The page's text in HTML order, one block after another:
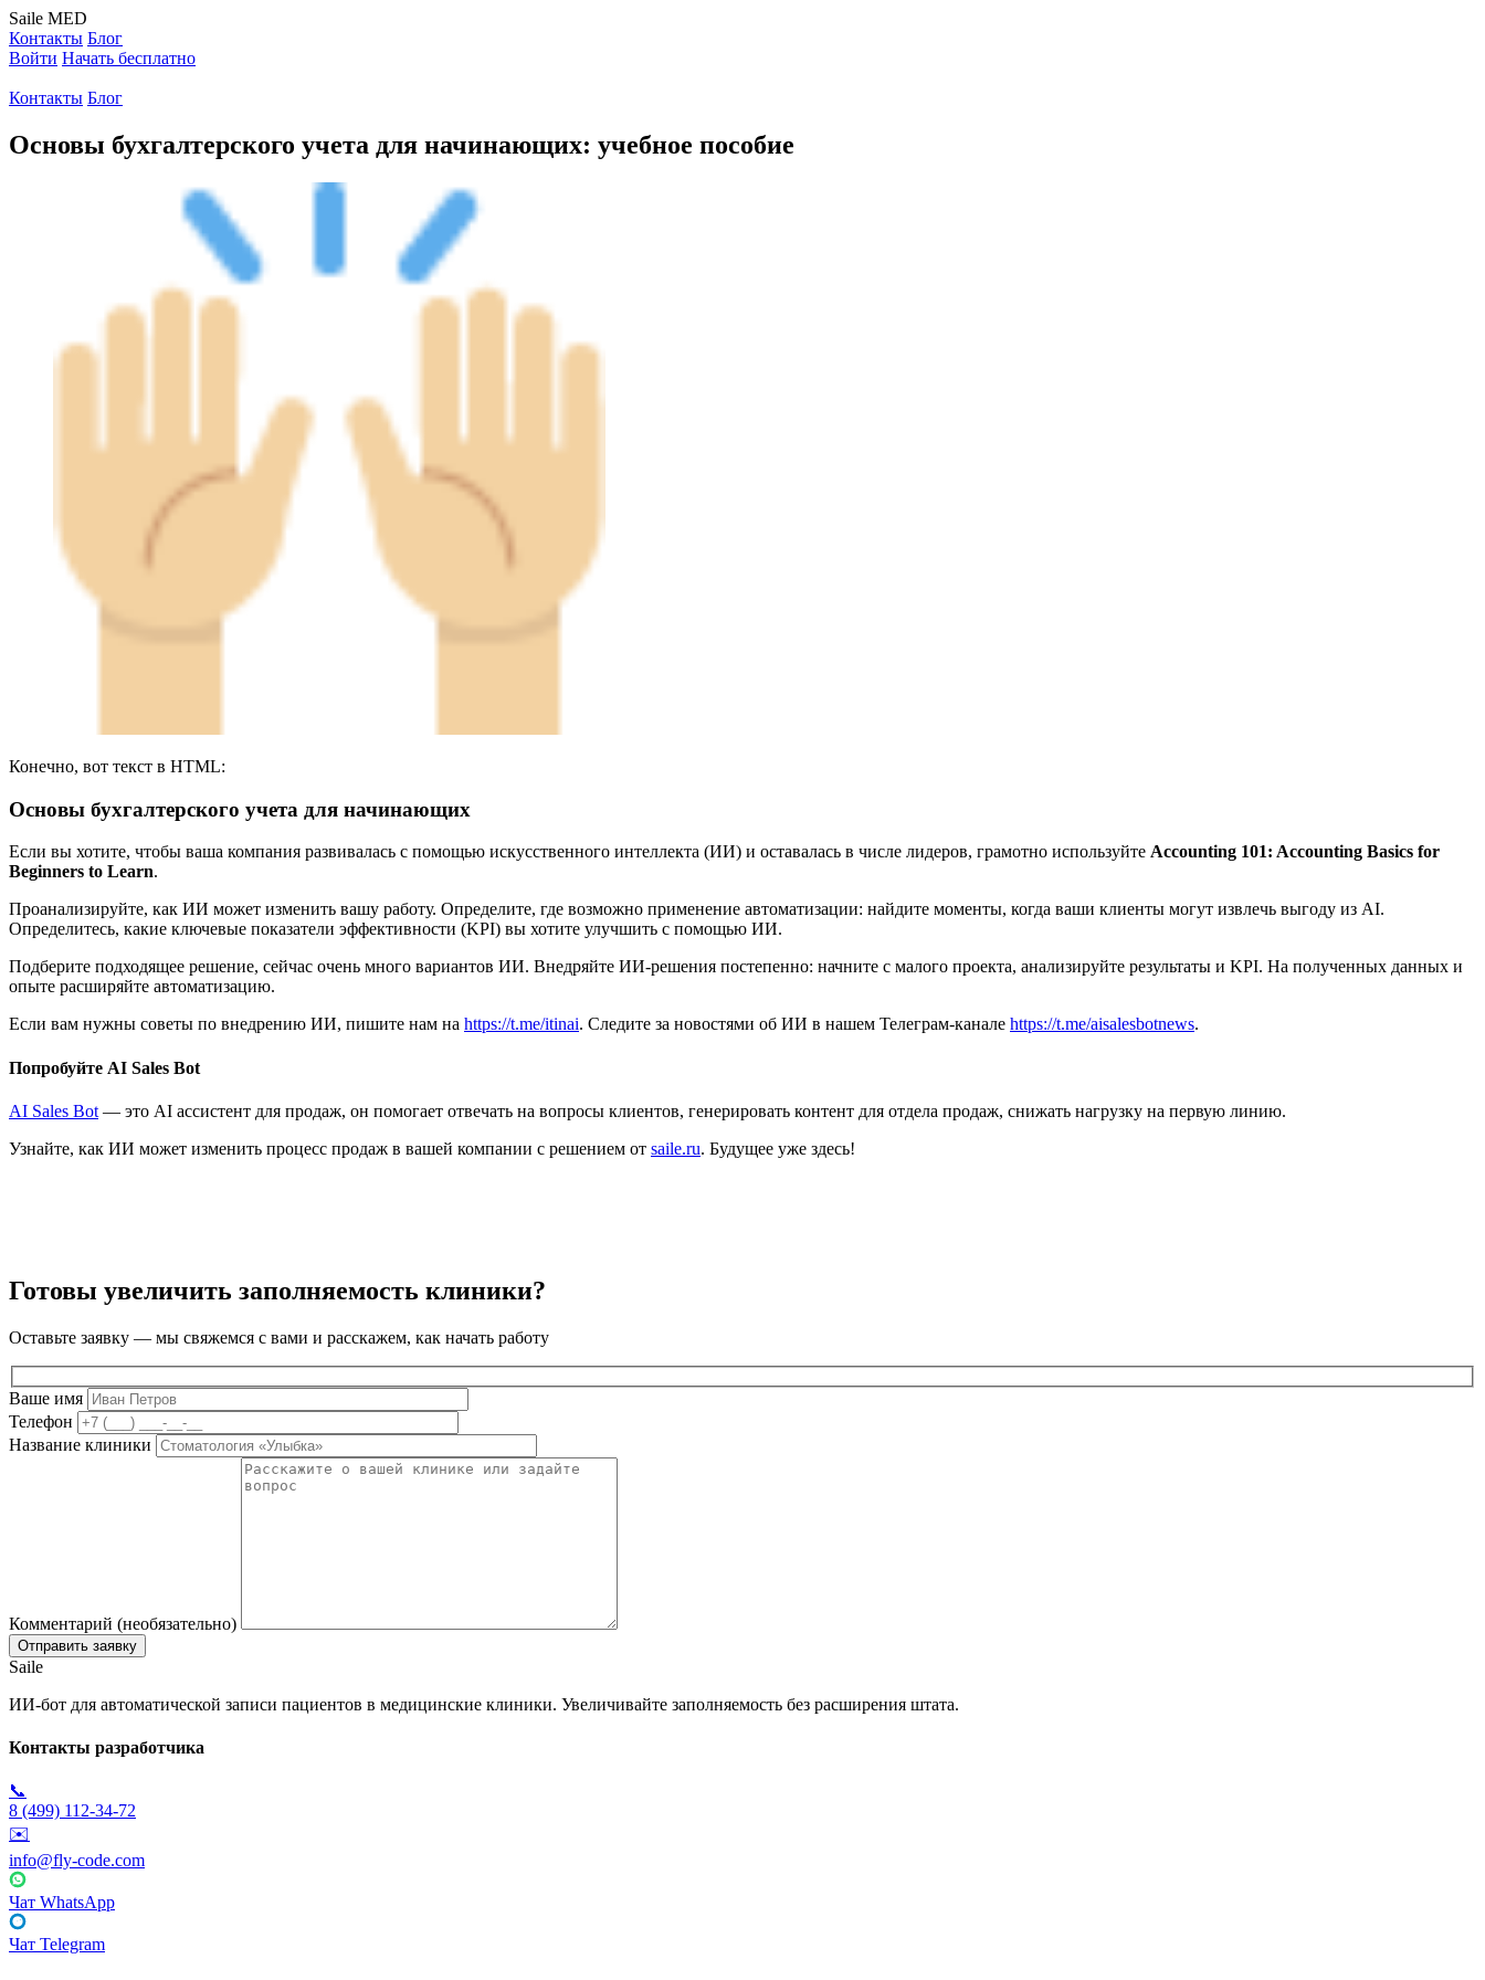
Saile MED
Контакты Блог
Войти Начать бесплатно
Контакты Блог
Основы бухгалтерского учета для начинающих: учебное пособие
Конечно, вот текст в HTML:
Основы бухгалтерского учета для начинающих
Если вы хотите, чтобы ваша компания развивалась с помощью искусственного интеллекта (ИИ) и оставалась в числе лидеров, грамотно используйте Accounting 101: Accounting Basics for
Beginners to Learn.
Проанализируйте, как ИИ может изменить вашу работу. Определите, где возможно применение автоматизации: найдите моменты, когда ваши клиенты могут извлечь выгоду из AI.
Определитесь, какие ключевые показатели эффективности (KPI) вы хотите улучшить с помощью ИИ.
Подберите подходящее решение, сейчас очень много вариантов ИИ. Внедряйте ИИ-решения постепенно: начните с малого проекта, анализируйте результаты и KPI. На полученных данных и
опыте расширяйте автоматизацию.
Если вам нужны советы по внедрению ИИ, пишите нам на https://t.me/itinai. Следите за новостями об ИИ в нашем Телеграм-канале https://t.me/aisalesbotnews.
Попробуйте AI Sales Bot
AI Sales Bot — это AI ассистент для продаж, он помогает отвечать на вопросы клиентов, генерировать контент для отдела продаж, снижать нагрузку на первую линию.
Узнайте, как ИИ может изменить процесс продаж в вашей компании с решением от saile.ru. Будущее уже здесь!
Готовы увеличить заполняемость клиники?
Оставьте заявку — мы свяжемся с вами и расскажем, как начать работу
Ваше имя
Телефон
Название клиники
Комментарий (необязательно)
Saile
ИИ-бот для автоматической записи пациентов в медицинские клиники. Увеличивайте заполняемость без расширения штата.
Контакты разработчика
📞
8 (499) 112-34-72
✉️
info@fly-code.com
Чат WhatsApp
Чат Telegram